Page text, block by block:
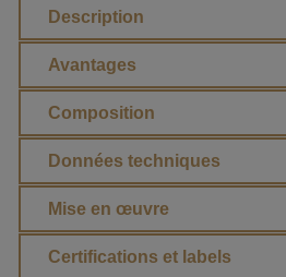
Description
Avantages
Composition
Données techniques
Mise en œuvre
Certifications et labels